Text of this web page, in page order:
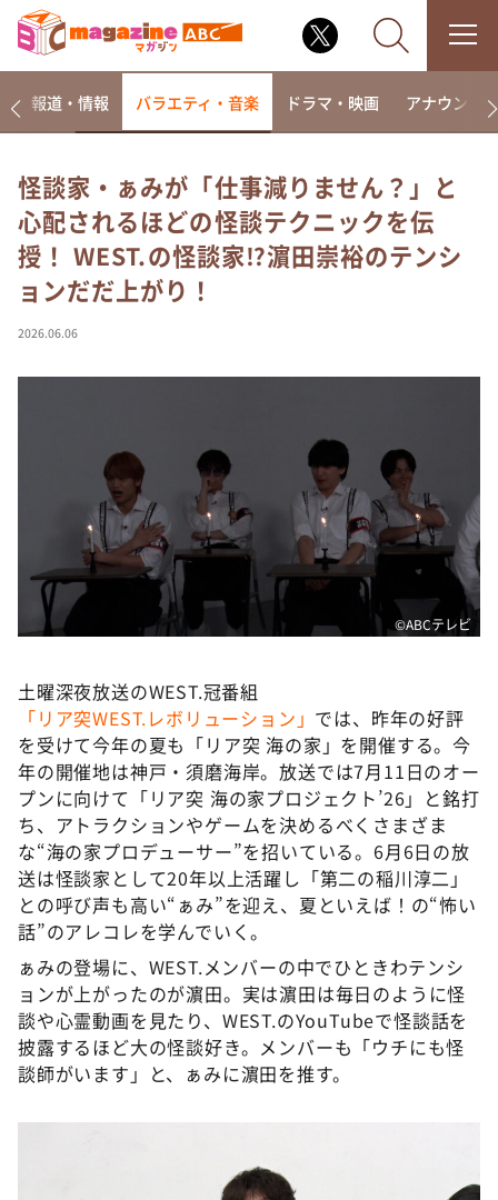
なるみ・岡村の過ぎるTV
相席食堂
これ余談なんですけど・・・
～人生密着トークバラエティ！～ やすとものいたっ
て真剣です
探偵！ナイトスクープ
河合＆A.B.C-Z塚田×福井アナ「なんでやねん！？」
（news おかえり）
DAIGOも台所 ～きょうの献立 何にする？～
本日はダイアンなり！シーズン２
朝だ！生です旅サラダ
教えて！ニュースライブ 正義のミカタ
新婚さんいらっしゃい！
ポツンと一軒家
ザキ山小屋本館
ぺこぱのまるスポ
アナ回覧板
報道・情報 バラエティ・音楽 ドラマ・映画 アナウンサー
怪談家・ぁみが「仕事減りません？」と
心配されるほどの怪談テクニックを伝
授！ WEST.の怪談家⁉濵田崇裕のテンシ
ョンだだ上がり！
2026.06.06
©ABCテレビ
土曜深夜放送のWEST.冠番組
「リア突WEST.レボリューション」 では、昨年の好評
を受けて今年の夏も「リア突 海の家」を開催する。今
年の開催地は神戸・須磨海岸。放送では7月11日のオー
プンに向けて「リア突 海の家プロジェクト’26」と銘打
ち、アトラクションやゲームを決めるべくさまざま
な“海の家プロデューサー”を招いている。6月6日の放
送は怪談家として20年以上活躍し「第二の稲川淳二」
との呼び声も高い“ぁみ”を迎え、夏といえば！の“怖い
話”のアレコレを学んでいく。
ぁみの登場に、WEST.メンバーの中でひときわテンシ
ョンが上がったのが濵田。実は濵田は毎日のように怪
談や心霊動画を見たり、WEST.のYouTubeで怪談話を
披露するほど大の怪談好き。メンバーも「ウチにも怪
談師がいます」と、ぁみに濵田を推す。